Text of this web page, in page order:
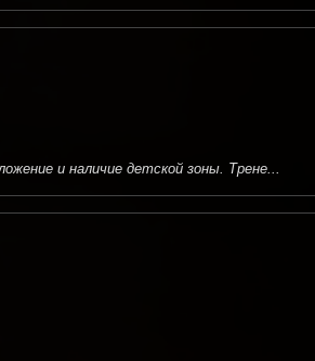
и наличие детской зоны. Трене...